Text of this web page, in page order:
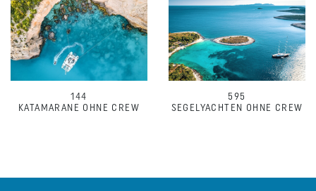
144
KATAMARANE OHNE CREW
595
SEGELYACHTEN OHNE CREW